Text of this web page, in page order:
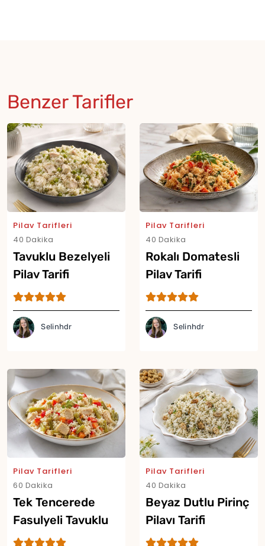
Benzer Tarifler
Pilav Tarifleri
40 Dakika
Tavuklu Bezelyeli
Pilav Tarifi
Selinhdr
Pilav Tarifleri
40 Dakika
Rokalı Domatesli
Pilav Tarifi
Selinhdr
Pilav Tarifleri
60 Dakika
Tek Tencerede
Fasulyeli Tavuklu
Pilav Tarifi
Pilav Tarifleri
40 Dakika
Beyaz Dutlu Pirinç
Pilavı Tarifi